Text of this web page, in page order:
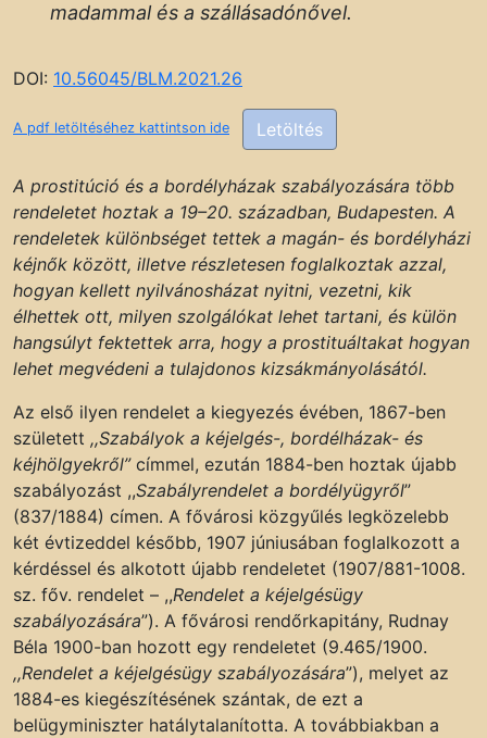
madammal és a szállásadónővel.
DOI: 10.56045/BLM.2021.26
A pdf letöltéséhez kattintson ide Letöltés
A prostitúció és a bordélyházak szabályozására több
rendeletet hoztak a 19–20. században, Budapesten. A
rendeletek különbséget tettek a magán- és bordélyházi
kéjnők között, illetve részletesen foglalkoztak azzal,
hogyan kellett nyilvánosházat nyitni, vezetni, kik
élhettek ott, milyen szolgálókat lehet tartani, és külön
hangsúlyt fektettek arra, hogy a prostituáltakat hogyan
lehet megvédeni a tulajdonos kizsákmányolásától.
Az első ilyen rendelet a kiegyezés évében, 1867-ben
született ,,Szabályok a kéjelgés-, bordélházak- és
kéjhölgyekről” címmel, ezután 1884-ben hoztak újabb
szabályozást ,,Szabályrendelet a bordélyügyről”
(837/1884) címen. A fővárosi közgyűlés legközelebb
két évtizeddel később, 1907 júniusában foglalkozott a
kérdéssel és alkotott újabb rendeletet (1907/881-1008.
sz. főv. rendelet – ,,Rendelet a kéjelgésügy
szabályozására”). A fővárosi rendőrkapitány, Rudnay
Béla 1900-ban hozott egy rendeletet (9.465/1900.
,,Rendelet a kéjelgésügy szabályozására”), melyet az
1884-es kiegészítésének szántak, de ezt a
belügyminiszter hatálytalanította. A továbbiakban a